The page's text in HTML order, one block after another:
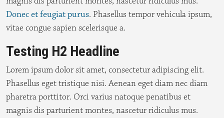
Donec et feugiat purus. Phasellus tempor vehicula ipsum,
vitae congue sapien scelerisque a.
Testing H2 Headline
Lorem ipsum dolor sit amet, consectetur adipiscing elit.
Phasellus eget tristique nisi. Aenean eget diam nec diam
pharetra porttitor. Orci varius natoque penatibus et
magnis dis parturient montes, nascetur ridiculus mus.